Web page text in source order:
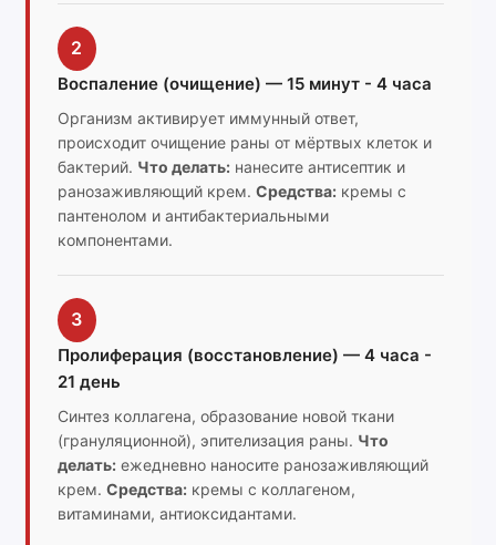
2
Воспаление (очищение) — 15 минут - 4 часа
Организм активирует иммунный ответ,
происходит очищение раны от мёртвых клеток и
бактерий. Что делать:нанесите антисептик и
ранозаживляющий крем. Средства:кремы с
пантенолом и антибактериальными
компонентами.
3
Пролиферация (восстановление) — 4 часа -
21 день
Синтез коллагена, образование новой ткани
(грануляционной), эпителизация раны. Что
делать:ежедневно наносите ранозаживляющий
крем. Средства:кремы с коллагеном,
витаминами, антиоксидантами.